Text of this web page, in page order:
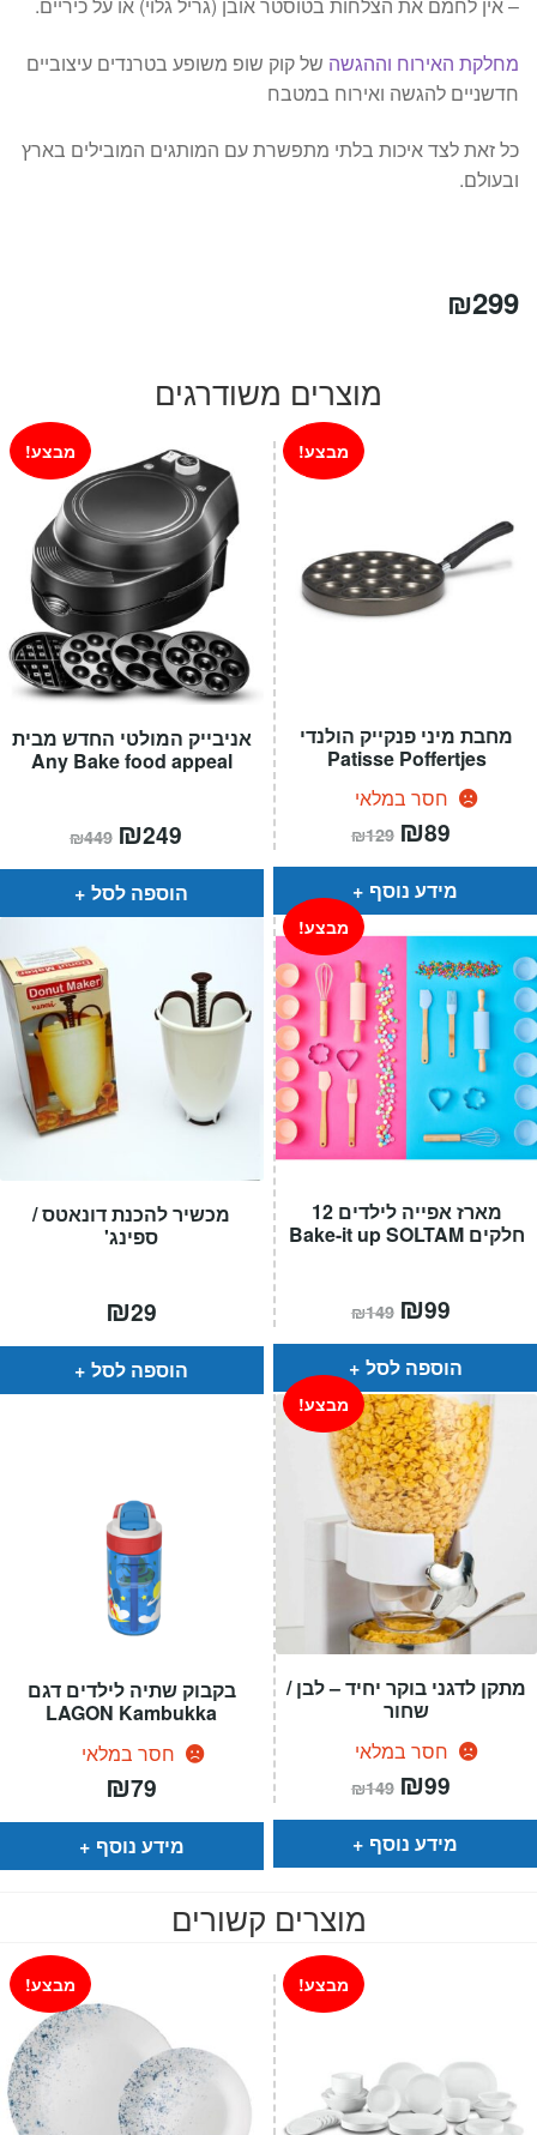
מחלקת האירוח וההגשה של קוק שופ משופע בטרנדים עיצוביים
חדשניים להגשה ואירוח במטבח
כל זאת לצד איכות בלתי מתפשרת עם המותגים המובילים בארץ
ובעולם.
₪299
מוצרים משודרגים
אניבייק המולטי החדש מבית
Any Bake food appeal
מבצע!
₪449 המחיר
המקורי
היה:
₪449.
₪249
הוא:
הוספה לסל
מחבת מיני פנקייק הולנדי
Patisse Poffertjes
חסר במלאי
מבצע!
₪129 המחיר
המקורי
היה:
₪129.
₪89
הוא:
מידע נוסף
מכשיר להכנת דונאטס /
ספינג'
₪29
הוספה לסל
מארז אפייה לילדים 12
חלקים Bake-it up SOLTAM
מבצע!
₪149 המחיר
המקורי
היה:
₪149.
₪99
הוא:
הוספה לסל
בקבוק שתיה לילדים דגם
LAGON Kambukka
חסר במלאי
₪79
מידע נוסף
מתקן לדגני בוקר יחיד – לבן /
שחור
חסר במלאי
מבצע!
₪149 המחיר
המקורי
היה:
₪149.
₪99
הוא:
מידע נוסף
מוצרים קשורים
מבצע! מבצע!